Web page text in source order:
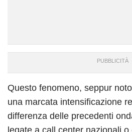
Questo fenomeno, seppur
una marcata intensificazione
differenza delle precedenti
legate a call center nazionali